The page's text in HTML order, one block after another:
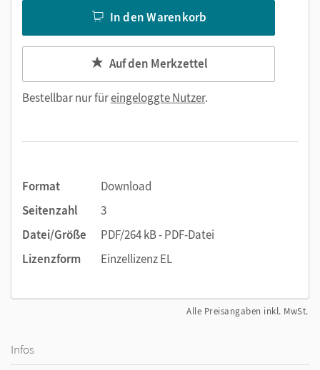
In den Warenkorb
Auf den Merkzettel
Bestellbar nur füreingeloggte Nutzer.
Format
Download
Seitenzahl
3
Datei/Größe
PDF/264 kB - PDF-Datei
Lizenzform
Einzellizenz EL
Alle Preisangaben inkl. MwSt.
Infos